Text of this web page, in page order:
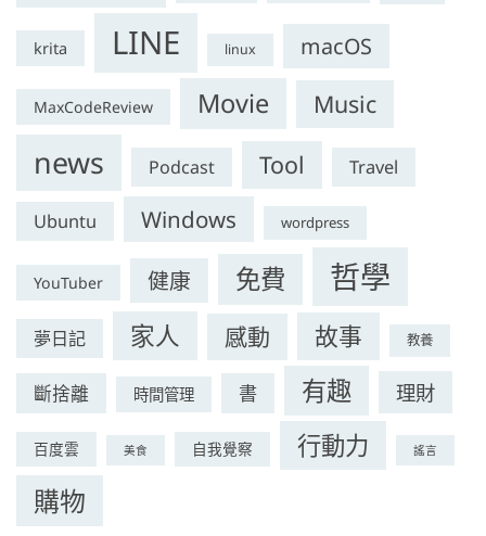
krita LINE linux macOS
MaxCodeReview Movie Music
news Podcast Tool Travel
Ubuntu Windows wordpress
YouTuber 健康 免費 哲學
夢日記 家人 感動 故事 教養
斷捨離 時間管理 書 有趣 理財
百度雲 美食 自我覺察 行動力 謠言
購物